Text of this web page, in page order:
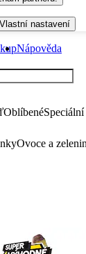
Vlastní nastavení
Nápověda
Oblíbené
Ovoce a